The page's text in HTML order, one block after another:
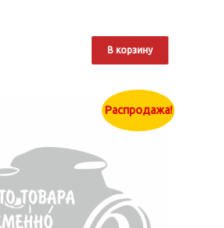
В корзину
Распродажа!